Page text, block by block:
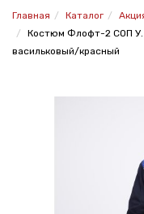
Главная Каталог
Костюм Флофт-2 СОП У.
васильковый/красный